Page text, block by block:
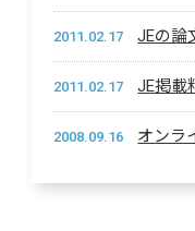
2011.02.17 JEの論
2011.02.17 JE掲載
2008.09.16 オンラ